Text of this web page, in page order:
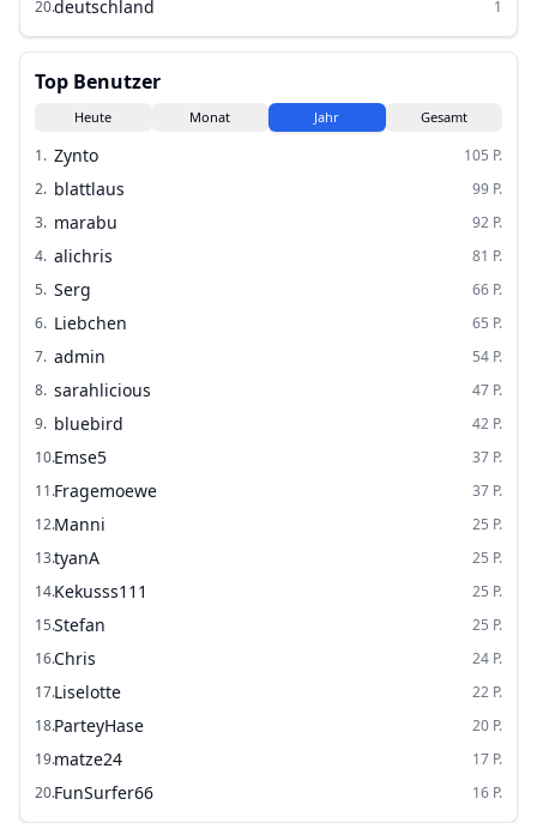
20.deutschland 1
Top Benutzer
Heute Monat Jahr Gesamt
1. Zynto 105 P.
2. blattlaus 99 P.
3. marabu 92 P.
4. alichris 81 P.
5. Serg 66 P.
6. Liebchen 65 P.
7. admin 54 P.
8. sarahlicious 47 P.
9. bluebird 42 P.
10.Emse5 37 P.
11.Fragemoewe 37 P.
12.Manni 25 P.
13.tyanA 25 P.
14.Kekusss111 25 P.
15.Stefan 25 P.
16.Chris 24 P.
17.Liselotte 22 P.
18.ParteyHase 20 P.
19.matze24 17 P.
20.FunSurfer66 16 P.